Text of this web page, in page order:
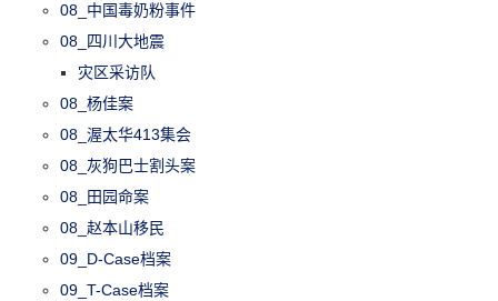
08_中国毒奶粉事件
08_四川大地震
灾区采访队
08_杨佳案
08_渥太华413集会
08_灰狗巴士割头案
08_田园命案
08_赵本山移民
09_D-Case档案
09_T-Case档案